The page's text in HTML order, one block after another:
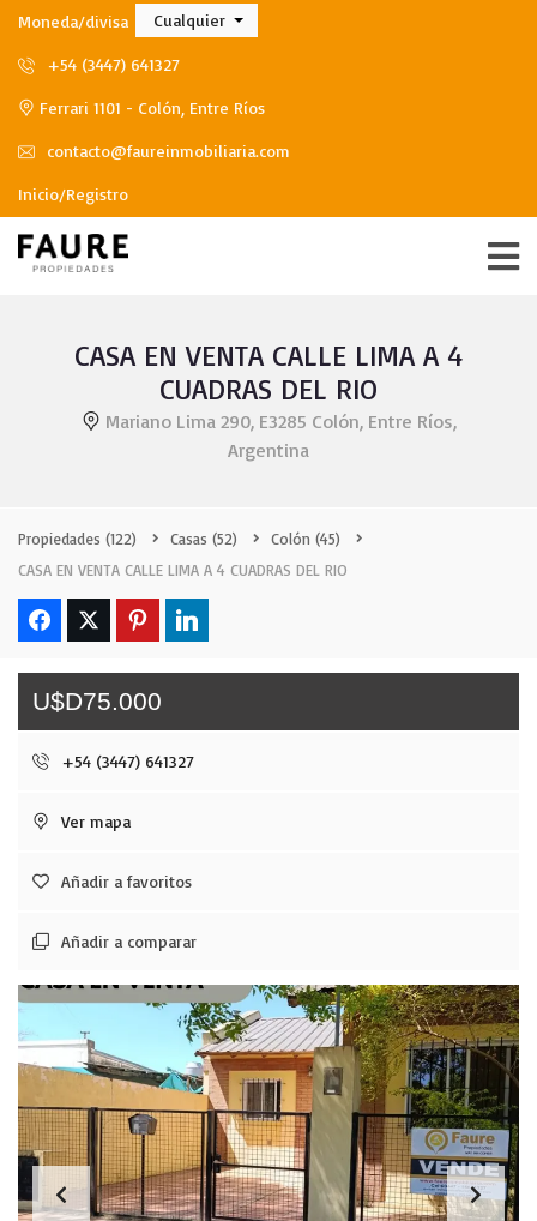
Moneda/divisa Cualquier
+54 (3447) 641327
Ferrari 1101 - Colón, Entre Ríos
contacto@faureinmobiliaria.com
Inicio/Registro
CASA EN VENTA CALLE LIMA A 4
CUADRAS DEL RIO
Mariano Lima 290, E3285 Colón, Entre Ríos,
Argentina
Propiedades (122) Casas (52) Colón (45)
CASA EN VENTA CALLE LIMA A 4 CUADRAS DEL RIO
U$D75.000
+54 (3447) 641327
Ver mapa
Añadir a favoritos
Añadir a comparar